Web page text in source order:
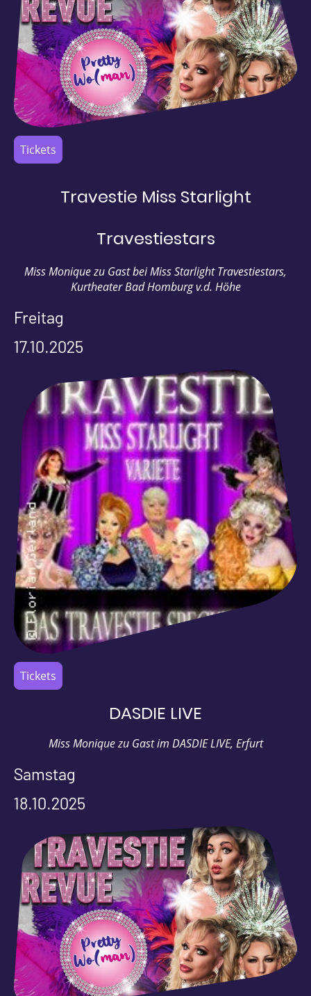
Tickets
Travestie Miss Starlight
Travestiestars
Miss Monique zu Gast bei Miss Starlight Travestiestars,
Kurtheater Bad Homburg v.d. Höhe
Freitag
17.10.2025
Tickets
DASDIE LIVE
Miss Monique zu Gast im DASDIE LIVE, Erfurt
Samstag
18.10.2025